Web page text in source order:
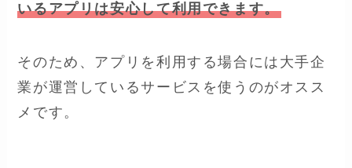
いるアプリは安心して利用できます。
そのため、アプリを利用する場合には大手企
業が運営しているサービスを使うのがオスス
メです。